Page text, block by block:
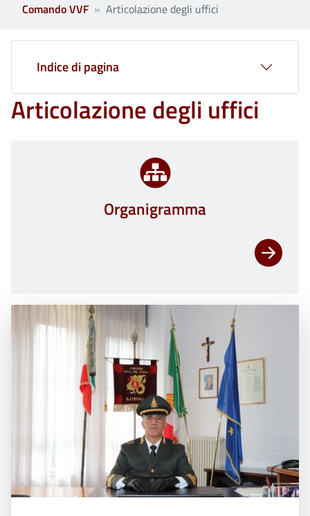
Comando VVF Articolazione degli uffici
Articolazione degli uffici
Organigramma
Indice di pagina